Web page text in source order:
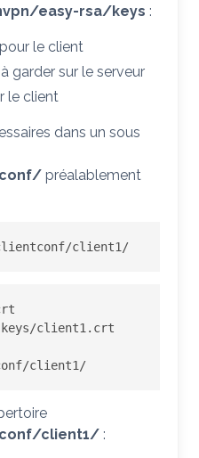
easy-rsa/keys :
le client
garder sur le serveur
le client
dans un sous
préalablement
client1/
keys/client1.crt
client1/
client1/ :